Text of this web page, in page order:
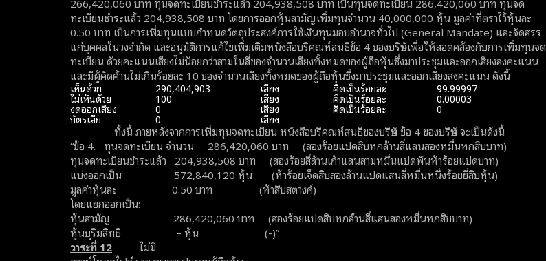
ทะเบียนชำระแล้ว 204,938,508 บาท โดยการออกหุ้นสามัญเพิ่มทุนจำนวน 40,000,000 หุ้น มูลค่าที่ตราไว้หุ้นละ
0.50 บาท เป็นการเพิ่มทุนแบบกำหนดวัตถุประสงค์การใช้เงินทุนมอบอำนาจทั่วไป (General Mandate) และจัดสรร
แก่บุคคลในวงจำกัด และอนุมัติการแก้ไขเพิ่มเติมหนังสือบริคณห์สนธิข้อ 4 ของบริษัทเพื่อให้สอดคล้องกับการเพิ่มทุนจด
ทะเบียน ด้วยคะแนนเสียงไม่น้อยกว่าสามในสี่ของจำนวนเสียงทั้งหมดของผู้ถือหุ้นซึ่งมาประชุมและออกเสียงลงคะแนน
และมีผู้คัดค้านไม่เกินร้อยละ 10 ของจำนวนเสียงทั้งหมดของผู้ถือหุ้นซึ่งมาประชุมและออกเสียงลงคะแนน ดังนี้
เห็นด้วย 290,404,903 เสียง คิดเป็นร้อยละ 99.99997
ไม่เห็นด้วย 100 เสียง คิดเป็นร้อยละ 0.00003
งดออกเสียง 0 เสียง คิดเป็นร้อยละ 0
บัตรเสีย 0 เสียง
ทั้งนี้ ภายหลังจากการเพิ่มทุนจดทะเบียน หนังสือบริคณห์สนธิของบริษัท ข้อ 4 ของบริษัท จะเป็นดังนี้
“ข้อ 4. ทุนจดทะเบียน จำนวน 286,420,060 บาท (สองร้อยแปดสิบหกล้านสี่แสนสองหมื่นหกสิบบาท)
ทุนจดทะเบียนชำระแล้ว 204,938,508 บาท (สองร้อยสี่ล้านเก้าแสนสามหมื่นแปดพันห้าร้อยแปดบาท)
แบ่งออกเป็น 572,840,120 หุ้น (ห้าร้อยเจ็ดสิบสองล้านแปดแสนสี่หมื่นหนึ่งร้อยยี่สิบหุ้น)
มูลค่าหุ้นละ 0.50 บาท (ห้าสิบสตางค์)
โดยแยกออกเป็น:
หุ้นสามัญ 286,420,060 บาท (สองร้อยแปดสิบหกล้านสี่แสนสองหมื่นหกสิบบาท)
หุ้นบุริมสิทธิ – หุ้น (-)”
วาระที่ 12 ไม่มี